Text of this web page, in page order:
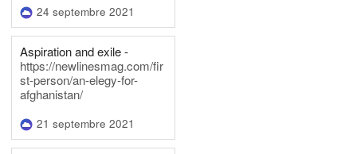
24 septembre 2021
Aspiration and exile -
https://newlinesmag.com/fir
st-person/an-elegy-for-
afghanistan/
21 septembre 2021